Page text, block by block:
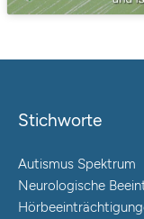
Stichworte
Autismus Spektrum
Neurologische